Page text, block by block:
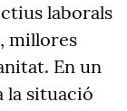
laborals
millores
En un
la situació